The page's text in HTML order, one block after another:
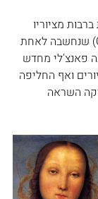
מציוריו
היתה אישתו, קיארה פאנצ'לי (Chiara Fancelli) שנחשבה לאחת
פאנצ'לי מחדש
ואף החליפה
השראה